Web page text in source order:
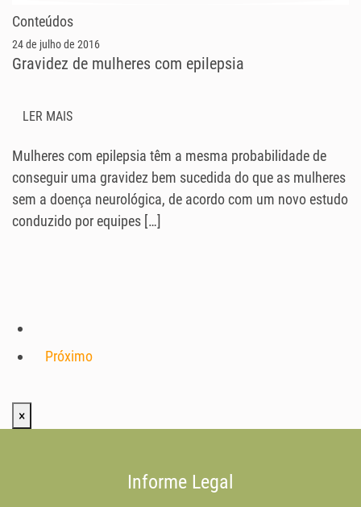
Conteúdos
24 de julho de 2016
Gravidez de mulheres com epilepsia
LER MAIS
Mulheres com epilepsia têm a mesma probabilidade de
conseguir uma gravidez bem sucedida do que as mulheres
sem a doença neurológica, de acordo com um novo estudo
conduzido por equipes […]
Próximo
×
Informe Legal